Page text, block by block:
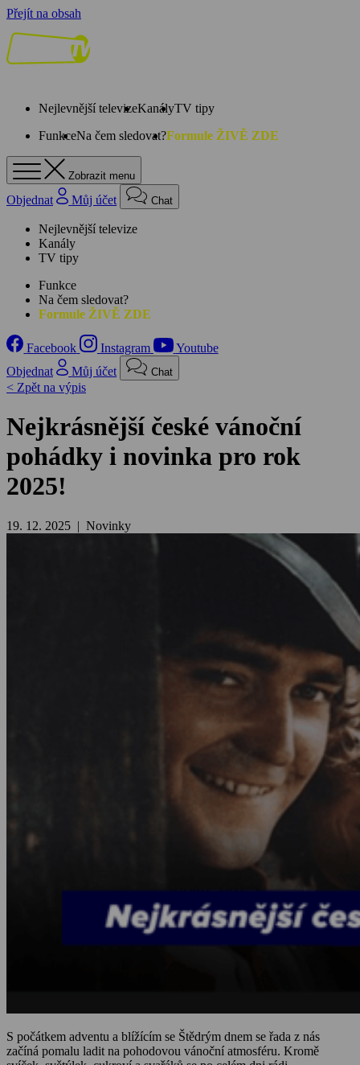
Přejít na obsah
Nejlevnější televizeKanályTV tipy
FunkceNa čem sledovat?Formule ŽIVĚ ZDE
Zobrazit menu
Objednat Můj účet Chat
Nejlevnější televize
Kanály
TV tipy
Funkce
Na čem sledovat?
Formule ŽIVĚ ZDE
Facebook Instagram
Youtube
Objednat
Můj účet Chat
< Zpět na výpis
Nejkrásnější české vánoční
pohádky i novinka pro rok
2025!
19. 12. 2025 | Novinky
S počátkem adventu a blížícím se Štědrým dnem se řada z nás
začíná pomalu ladit na pohodovou vánoční atmosféru. Kromě